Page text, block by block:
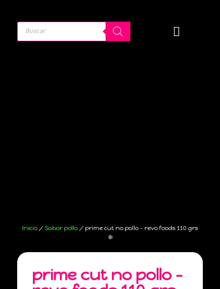
Inicio / Sabor pollo / prime cut no pollo – revo foods 110 grs
❄️
prime cut no pollo –